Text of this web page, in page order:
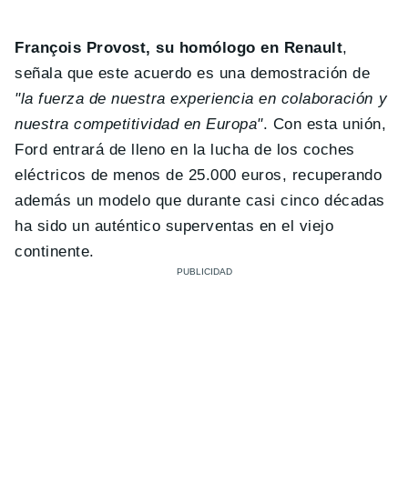
François Provost, su homólogo en Renault,
señala que este acuerdo es una demostración de
"la fuerza de nuestra experiencia en colaboración y
nuestra competitividad en Europa". Con esta unión,
Ford entrará de lleno en la lucha de los coches
eléctricos de menos de 25.000 euros, recuperando
además un modelo que durante casi cinco décadas
ha sido un auténtico superventas en el viejo
continente.